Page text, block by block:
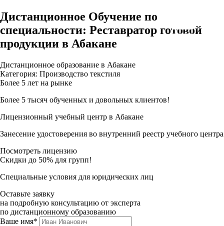
Дистанционное Обучение по
специальности: Реставратор готовой
продукции в Абакане
Дистанционное образование в Абакане
Категория: Производство текстиля
Более 5 лет на рынке
Более 5 тысяч обученных и довольных клиентов!
Лицензионный учебный центр в Абакане
Занесение удостоверения во внутренний реестр учебного центра
Посмотреть лицензию
Скидки до 50% для групп!
Специальные условия для юридических лиц
Оставьте заявку
на подробную консультацию от эксперта
по дистанционному образованию
Ваше имя*